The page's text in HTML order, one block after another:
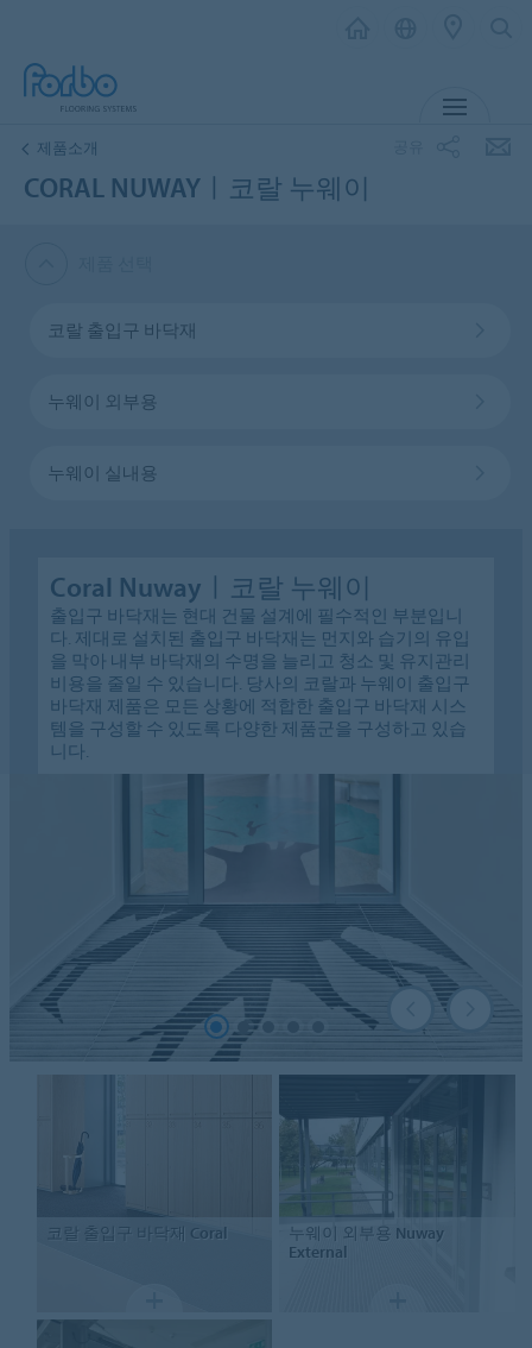
제품소개
CORAL NUWAYㅣ코랄 누웨이
코랄 출입구 바닥재
누웨이 외부용
누웨이 실내용
Coral Nuwayㅣ코랄 누웨이
출입구 바닥재는 현대 건물 설계에 필수적인 부분입니
다. 제대로 설치된 출입구 바닥재는 먼지와 습기의 유입
을 막아 내부 바닥재의 수명을 늘리고 청소 및 유지관리
비용을 줄일 수 있습니다. 당사의 코랄과 누웨이 출입구
바닥재 제품은 모든 상황에 적합한 출입구 바닥재 시스
템을 구성할 수 있도록 다양한 제품군을 구성하고 있습
니다.
코랄 출입구 바닥재 Coral 누웨이 외부용 Nuway
External